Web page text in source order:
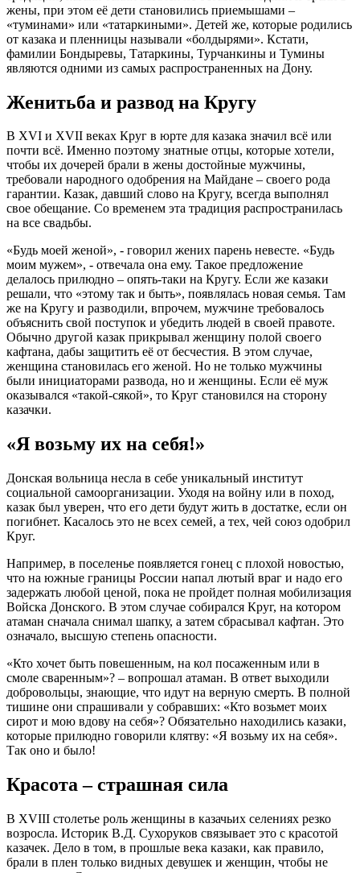
жены, при этом её дети становились приемышами –
«туминами» или «татаркиными». Детей же, которые родились
от казака и пленницы называли «болдырями». Кстати,
фамилии Бондыревы, Татаркины, Турчанкины и Тумины
являются одними из самых распространенных на Дону.
Женитьба и развод на Кругу
В XVI и XVII веках Круг в юрте для казака значил всё или
почти всё. Именно поэтому знатные отцы, которые хотели,
чтобы их дочерей брали в жены достойные мужчины,
требовали народного одобрения на Майдане – своего рода
гарантии. Казак, давший слово на Кругу, всегда выполнял
свое обещание. Со временем эта традиция распространилась
на все свадьбы.
«Будь моей женой», - говорил жених парень невесте. «Будь
моим мужем», - отвечала она ему. Такое предложение
делалось прилюдно – опять-таки на Кругу. Если же казаки
решали, что «этому так и быть», появлялась новая семья. Там
же на Кругу и разводили, впрочем, мужчине требовалось
объяснить свой поступок и убедить людей в своей правоте.
Обычно другой казак прикрывал женщину полой своего
кафтана, дабы защитить её от бесчестия. В этом случае,
женщина становилась его женой. Но не только мужчины
были инициаторами развода, но и женщины. Если её муж
оказывался «такой-сякой», то Круг становился на сторону
казачки.
«Я возьму их на себя!»
Донская вольница несла в себе уникальный институт
социальной самоорганизации. Уходя на войну или в поход,
казак был уверен, что его дети будут жить в достатке, если он
погибнет. Касалось это не всех семей, а тех, чей союз одобрил
Круг.
Например, в поселенье появляется гонец с плохой новостью,
что на южные границы России напал лютый враг и надо его
задержать любой ценой, пока не пройдет полная мобилизация
Войска Донского. В этом случае собирался Круг, на котором
атаман сначала снимал шапку, а затем сбрасывал кафтан. Это
означало, высшую степень опасности.
«Кто хочет быть повешенным, на кол посаженным или в
смоле сваренным»? – вопрошал атаман. В ответ выходили
добровольцы, знающие, что идут на верную смерть. В полной
тишине они спрашивали у собравших: «Кто возьмет моих
сирот и мою вдову на себя»? Обязательно находились казаки,
которые прилюдно говорили клятву: «Я возьму их на себя».
Так оно и было!
Красота – страшная сила
В XVIII столетье роль женщины в казачьих селениях резко
возросла. Историк В.Д. Сухоруков связывает это с красотой
казачек. Дело в том, в прошлые века казаки, как правило,
брали в плен только видных девушек и женщин, чтобы не